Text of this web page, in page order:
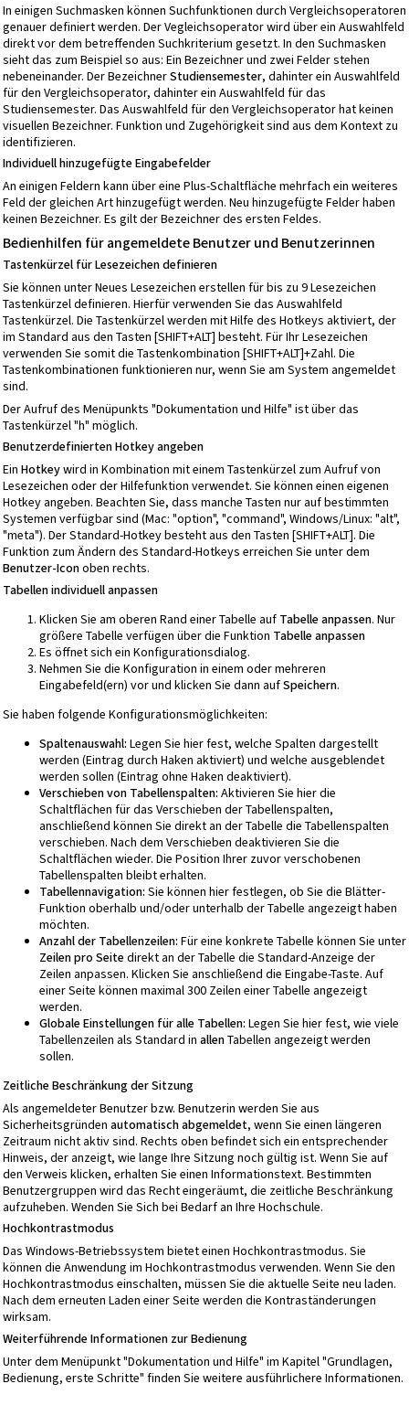
In einigen Suchmasken können Suchfunktionen durch Vergleichsoperatoren
genauer definiert werden. Der Vegleichsoperator wird über ein Auswahlfeld
direkt vor dem betreffenden Suchkriterium gesetzt. In den Suchmasken
sieht das zum Beispiel so aus: Ein Bezeichner und zwei Felder stehen
nebeneinander. Der BezeichnerStudiensemester, dahinter ein Auswahlfeld
für den Vergleichsoperator, dahinter ein Auswahlfeld für das
Studiensemester. Das Auswahlfeld für den Vergleichsoperator hat keinen
visuellen Bezeichner. Funktion und Zugehörigkeit sind aus dem Kontext zu
identifizieren.
Individuell hinzugefügte Eingabefelder
An einigen Feldern kann über eine Plus-Schaltfläche mehrfach ein weiteres
Feld der gleichen Art hinzugefügt werden. Neu hinzugefügte Felder haben
keinen Bezeichner. Es gilt der Bezeichner des ersten Feldes.
Bedienhilfen für angemeldete Benutzer und Benutzerinnen
Tastenkürzel für Lesezeichen definieren
Sie können unter Neues Lesezeichen erstellen für bis zu 9 Lesezeichen
Tastenkürzel definieren. Hierfür verwenden Sie das Auswahlfeld
Tastenkürzel. Die Tastenkürzel werden mit Hilfe des Hotkeys aktiviert, der
im Standard aus den Tasten [SHIFT+ALT] besteht. Für Ihr Lesezeichen
verwenden Sie somit die Tastenkombination [SHIFT+ALT]+Zahl. Die
Tastenkombinationen funktionieren nur, wenn Sie am System angemeldet
sind.
Der Aufruf des Menüpunkts "Dokumentation und Hilfe" ist über das
Tastenkürzel "h" möglich.
BenutzerdefiniertenHotkey angeben
Ein Hotkeywird in Kombination mit einem Tastenkürzel zum Aufruf von
Lesezeichen oder der Hilfefunktion verwendet. Sie können einen eigenen
Hotkey angeben. Beachten Sie, dass manche Tasten nur auf bestimmten
Systemen verfügbar sind (Mac: "option", "command", Windows/Linux: "alt",
"meta"). Der Standard-Hotkey besteht aus den Tasten [SHIFT+ALT]. Die
Funktion zum Ändern des Standard-Hotkeys erreichen Sie unter dem
Benutzer-Iconoben rechts.
Tabellen individuell anpassen
Klicken Sie am oberen Rand einer Tabelle auf Tabelle anpassen. Nur
größere Tabelle verfügen über die Funktion Tabelle anpassen
Es öffnet sich ein Konfigurationsdialog.
Nehmen Sie die Konfiguration in einem oder mehreren
Eingabefeld(ern) vor und klicken Sie dann aufSpeichern.
Sie haben folgende Konfigurationsmöglichkeiten:
Spaltenauswahl: Legen Sie hier fest, welche Spalten dargestellt
werden (Eintrag durch Haken aktiviert) und welche ausgeblendet
werden sollen (Eintrag ohne Haken deaktiviert).
Verschieben von Tabellenspalten: Aktivieren Sie hier die
Schaltflächen für das Verschieben der Tabellenspalten,
anschließend können Sie direkt an der Tabelle die Tabellenspalten
verschieben. Nach dem Verschieben deaktivieren Sie die
Schaltflächen wieder. Die Position Ihrer zuvor verschobenen
Tabellenspalten bleibt erhalten.
Tabellennavigation: Sie können hier festlegen, ob Sie die Blätter-
Funktion oberhalb und/oder unterhalb der Tabelle angezeigt haben
möchten.
Anzahl der Tabellenzeilen: Für eine konkrete Tabelle können Sie unter
Zeilen pro Seitedirekt an der Tabelle die Standard-Anzeige der
Zeilen anpassen. Klicken Sie anschließend die Eingabe-Taste. Auf
einer Seite können maximal 300 Zeilen einer Tabelle angezeigt
werden.
Globale Einstellungen für alle Tabellen: Legen Sie hier fest, wie viele
Tabellenzeilen als Standard in allenTabellen angezeigt werden
sollen.
Zeitliche Beschränkung der Sitzung
Als angemeldeter Benutzer bzw. Benutzerin werden Sie aus
Sicherheitsgründen automatisch abgemeldet, wenn Sie einen längeren
Zeitraum nicht aktiv sind. Rechts oben befindet sich ein entsprechender
Hinweis, der anzeigt, wie lange Ihre Sitzung noch gültig ist. Wenn Sie auf
den Verweis klicken, erhalten Sie einen Informationstext. Bestimmten
Benutzergruppen wird das Recht eingeräumt, die zeitliche Beschränkung
aufzuheben. Wenden Sie Sich bei Bedarf an Ihre Hochschule.
Hochkontrastmodus
Das Windows-Betriebssystem bietet einen Hochkontrastmodus. Sie
können die Anwendung im Hochkontrastmodus verwenden. Wenn Sie den
Hochkontrastmodus einschalten, müssen Sie die aktuelle Seite neu laden.
Nach dem erneuten Laden einer Seite werden die Kontraständerungen
wirksam.
Weiterführende Informationen zur Bedienung
Unter dem Menüpunkt "Dokumentation und Hilfe" im Kapitel "Grundlagen,
Bedienung, erste Schritte" finden Sie weitere ausführlichere Informationen.